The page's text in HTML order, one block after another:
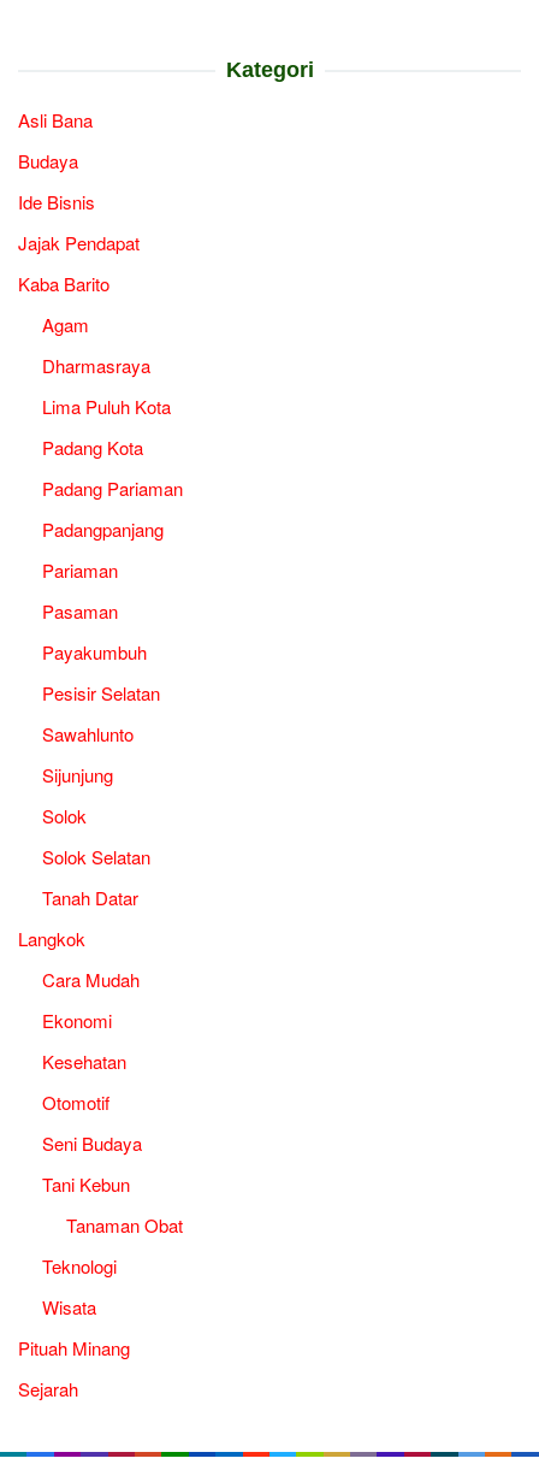
Kategori
Asli Bana
Budaya
Ide Bisnis
Jajak Pendapat
Kaba Barito
Agam
Dharmasraya
Lima Puluh Kota
Padang Kota
Padang Pariaman
Padangpanjang
Pariaman
Pasaman
Payakumbuh
Pesisir Selatan
Sawahlunto
Sijunjung
Solok
Solok Selatan
Tanah Datar
Langkok
Cara Mudah
Ekonomi
Kesehatan
Otomotif
Seni Budaya
Tani Kebun
Tanaman Obat
Teknologi
Wisata
Pituah Minang
Sejarah